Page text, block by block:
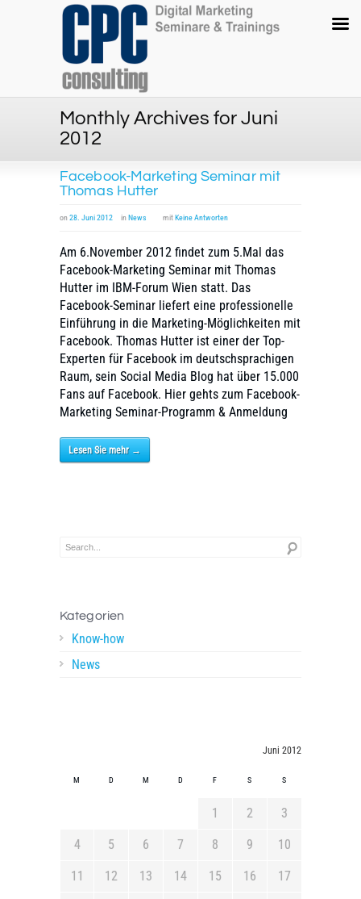
Monthly Archives for Juni
2012
Facebook-Marketing Seminar mit
Thomas Hutter
on28. Juni 2012 inNews mitKeine Antworten
Am 6.November 2012 findet zum 5.Mal das
Facebook-Marketing Seminar mit Thomas
Hutter im IBM-Forum Wien statt. Das
Facebook-Seminar liefert eine professionelle
Einführung in die Marketing-Möglichkeiten mit
Facebook. Thomas Hutter ist einer der Top-
Experten für Facebook im deutschsprachigen
Raum, sein Social Media Blog hat über 15.000
Fans auf Facebook. Hier gehts zum Facebook-
Marketing Seminar-Programm & Anmeldung
Lesen Sie mehr →
Kategorien
Know-how
News
Juni 2012
M D M D F S S
1 2 3
4 5 6 7 8 9 10
11 12 13 14 15 16 17